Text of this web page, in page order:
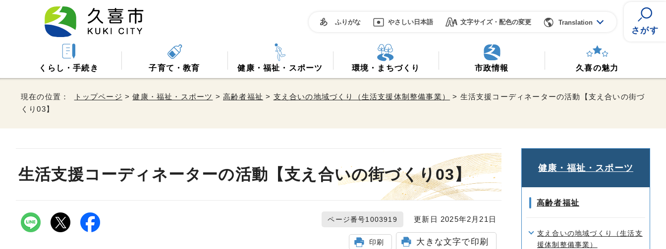
ふりがな やさしい日本語 文字サイズ・配色の変更 Translation
さがす
くらし・手続き 子育て・教育 健康・福祉・スポーツ 環境・まちづくり 市政情報 久喜の魅力
現在の位置： トップページ >健康・福祉・スポーツ >高齢者福祉 > 支え合いの地域づくり（生活支援体制整備事業）
> 生活支援コーディネーターの活動【支え合いの街づ
くり03】
生活支援コーディネーターの活動【支え合いの街づくり03】
ページ番号1003919 更新日 2025年2月21日
印刷 大きな文字で印刷
健康・福祉・スポーツ
高齢者福祉
支え合いの地域づくり（生活支
援体制整備事業）